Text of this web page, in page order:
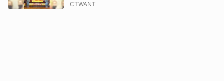
CTWANT